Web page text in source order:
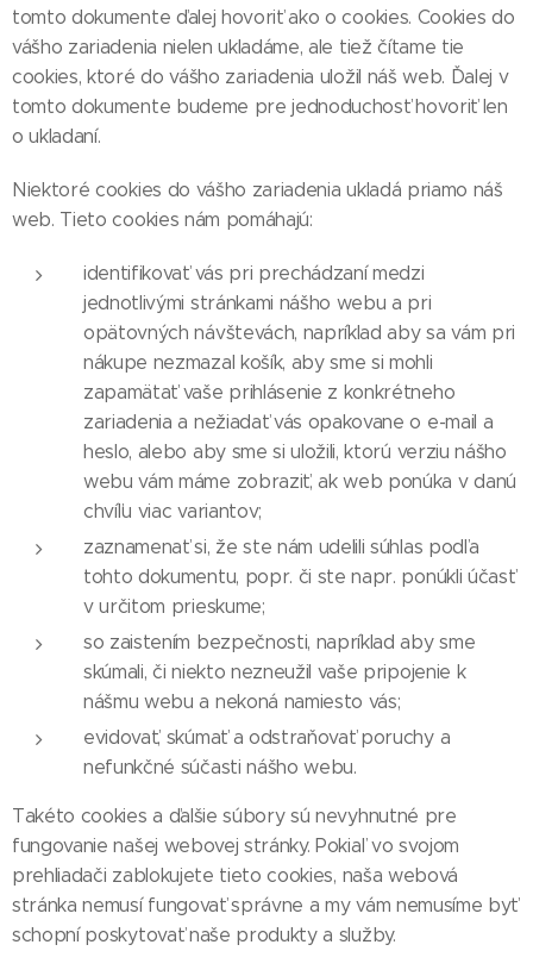
tomto dokumente ďalej hovoriť ako o cookies. Cookies do
vášho zariadenia nielen ukladáme, ale tiež čítame tie
cookies, ktoré do vášho zariadenia uložil náš web. Ďalej v
tomto dokumente budeme pre jednoduchosť hovoriť len
o ukladaní.
Niektoré cookies do vášho zariadenia ukladá priamo náš
web. Tieto cookies nám pomáhajú:
identifikovať vás pri prechádzaní medzi
jednotlivými stránkami nášho webu a pri
opätovných návštevách, napríklad aby sa vám pri
nákupe nezmazal košík, aby sme si mohli
zapamätať vaše prihlásenie z konkrétneho
zariadenia a nežiadať vás opakovane o e-mail a
heslo, alebo aby sme si uložili, ktorú verziu nášho
webu vám máme zobraziť, ak web ponúka v danú
chvíľu viac variantov;
zaznamenať si, že ste nám udelili súhlas podľa
tohto dokumentu, popr. či ste napr. ponúkli účasť
v určitom prieskume;
so zaistením bezpečnosti, napríklad aby sme
skúmali, či niekto nezneužil vaše pripojenie k
nášmu webu a nekoná namiesto vás;
evidovať, skúmať a odstraňovať poruchy a
nefunkčné súčasti nášho webu.
Takéto cookies a ďalšie súbory sú nevyhnutné pre
fungovanie našej webovej stránky. Pokiaľ vo svojom
prehliadači zablokujete tieto cookies, naša webová
stránka nemusí fungovať správne a my vám nemusíme byť
schopní poskytovať naše produkty a služby.